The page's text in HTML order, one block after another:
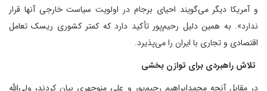
و آمریکا دیگر می‌گویند احیای برجام در اولویت سیاست خارجی آنها قرار
ندارد». به همین دلیل رحیم‌پور تأکید دارد که کمتر کشوری ریسک تعامل
اقتصادی و تجاری با ایران را می‌پذیرد.
تلاش راهبردی برای توازن بخشی
در مقابل آنچه محمدابراهیم رحیم‌پور و علی منوچهری بیان کردند، ولی‌الله